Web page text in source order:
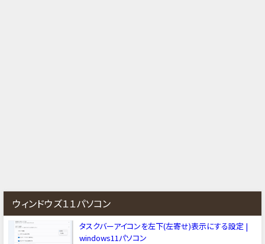
ウィンドウズ１１パソコン
タスクバーアイコンを左下(左寄せ)表示にする設定 |
windows11パソコン